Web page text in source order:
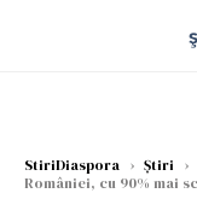
StiriDiaspora › Știri ›
României, cu 90% mai